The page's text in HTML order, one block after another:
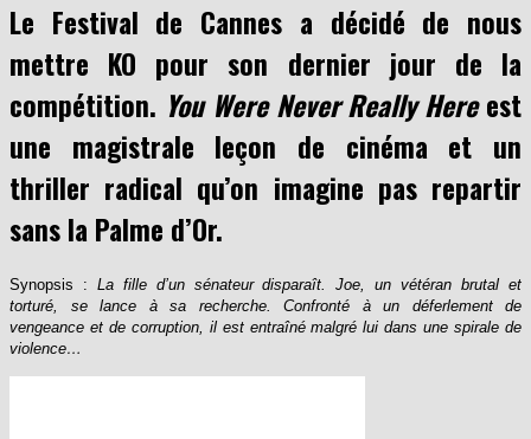
Le Festival de Cannes a décidé de nous
mettre KO pour son dernier jour de la
compétition. You Were Never Really Hereest
une magistrale leçon de cinéma et un
thriller radical qu’on imagine pas repartir
sans la Palme d’Or.
Synopsis : La fille d’un sénateur disparaît. Joe, un vétéran brutal et
torturé, se lance à sa recherche. Confronté à un déferlement de
vengeance et de corruption, il est entraîné malgré lui dans une spirale de
violence…